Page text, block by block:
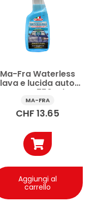
Ma-Fra Waterless
lava e lucida auto
spray 750 ml
MA-FRA
CHF 13.65
Aggiungi al
carrello